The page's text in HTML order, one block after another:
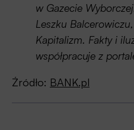
w Gazecie
Leszku
Kapitalizm. Fakty i
współpracuje z
Źródło: BANK.pl